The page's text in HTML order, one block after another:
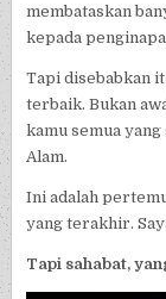
membataskan
kepada
Tapi disebabkan
terbaik. Bukan
kamu semua
Alam.
Ini adalah
yang terakhir.
Tapi sahabat,